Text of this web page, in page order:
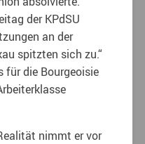
der KPdSU
an der
spitzten sich zu.“
für die Bourgeoisie
nimmt er vor